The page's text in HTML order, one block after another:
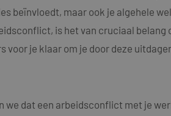
beïnvloedt, maar ook je algehele
is het van cruciaal
voor je klaar om je door deze
we dat een arbeidsconflict met je